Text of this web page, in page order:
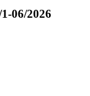
06/2026